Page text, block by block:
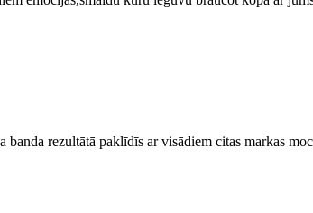
banda rezultātā paklīdīs ar visādiem citas markas